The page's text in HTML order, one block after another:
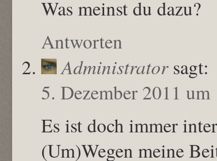
Was meinst du dazu?
Antworten
Administrator sagt:
5. Dezember 2011
Es ist doch immer
(Um)Wegen meine